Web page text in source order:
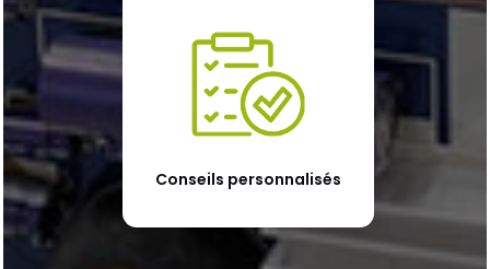
Conseils personnalisés